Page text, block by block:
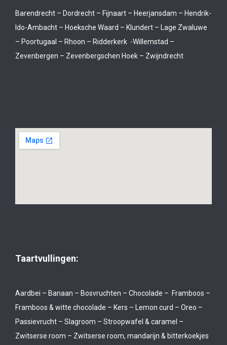
Barendrecht – Dordrecht – Fijnaart – Heerjansdam – Hendrik-
Ido-Ambacht – Hoeksche Waard – Klundert – Lage Zwaluwe
– Poortugaal – Rhoon – Ridderkerk -Willemstad –
Zevenbergen – Zevenbergschen Hoek – Zwijndrecht
Taartvullingen:
Aardbei – Banaan – Bosvruchten – Chocolade – Framboos –
Framboos & witte chocolade – Kers – Lemon curd – Oreo –
Passievrucht – Slagroom – Stroopwafel & caramel –
Zwitserse room – Zwitserse room, mandarijn & bitterkoekjes